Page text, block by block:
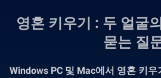
영혼 키우기 : 두 얼굴
묻는 질
Windows PC 및 Mac에서 영혼 키